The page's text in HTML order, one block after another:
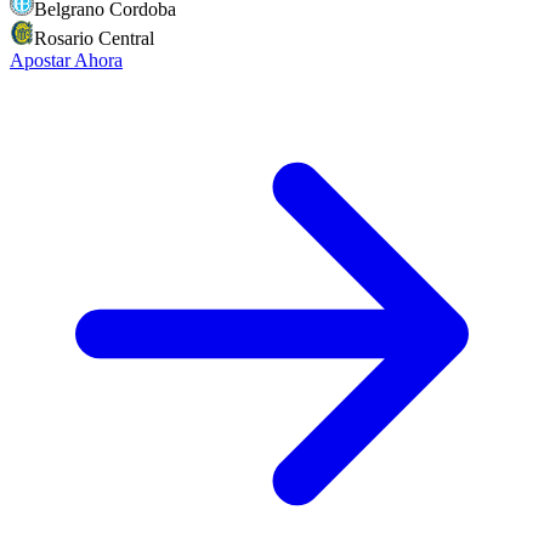
Belgrano Cordoba
Rosario Central
Apostar Ahora